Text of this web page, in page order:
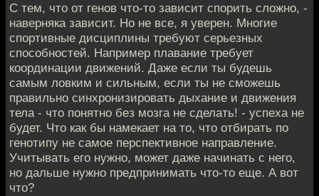
С тем, что от генов что-то зависит спорить сложно, -
наверняка зависит. Но не все, я уверен. Многие
спортивные дисциплины требуют серьезных
способностей. Например плавание требует
координации движений. Даже если ты будешь
самым ловким и сильным, если ты не сможешь
правильно синхронизировать дыхание и движения
тела - что понятно без мозга не сделать! - успеха не
будет. Что как бы намекает на то, что отбирать по
генотипу не самое перспективное направление.
Учитывать его нужно, может даже начинать с него,
но дальше нужно предпринимать что-то еще. А вот
что?